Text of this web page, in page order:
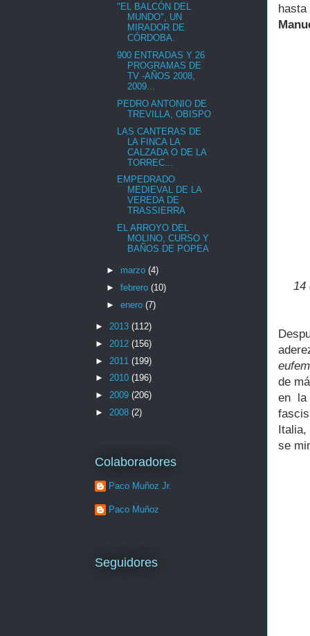
14
de
en la
Italia,
se
"EL BALCÓN DEL
MUNDO", UN
MIRADOR DE
CÓRDOBA.
900 ENTRADAS Y 26
PROGRAMAS DE
TV -AÑOS 2008,
2009...
PEDRO ANTONIO DE
TREVILLA, OBISPO
LAS CANTERAS DE
LA FINCA LA
CALZADA O DE LA
TORREC...
EMPEDRADO
MEDIEVAL DE LA
VEREDA DE
TRASSIERRA
EL ARROYO DEL
MOLINO, CURSO Y
BAÑOS DE POPEA
► marzo (4)
► febrero (10)
► enero (7)
► 2013 (112)
► 2012 (156)
► 2011 (199)
► 2010 (196)
► 2009 (206)
► 2008 (2)
Colaboradores
Paco Muñoz Jr.
Paco Muñoz
Seguidores